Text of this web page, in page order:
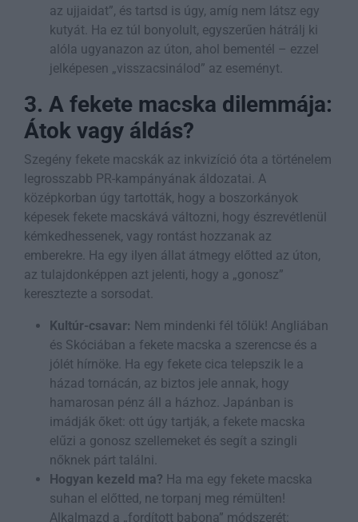
az ujjaidat”, és tartsd is úgy, amíg nem látsz egy
kutyát. Ha ez túl bonyolult, egyszerűen hátrálj ki
alóla ugyanazon az úton, ahol bementél – ezzel
jelképesen „visszacsinálod” az eseményt.
3. A fekete macska dilemmája:
Átok vagy áldás?
Szegény fekete macskák az inkvizíció óta a történelem
legrosszabb PR-kampányának áldozatai. A
középkorban úgy tartották, hogy a boszorkányok
képesek fekete macskává változni, hogy észrevétlenül
kémkedhessenek, vagy rontást hozzanak az
emberekre. Ha egy ilyen állat átmegy előtted az úton,
az tulajdonképpen azt jelenti, hogy a „gonosz”
keresztezte a sorsodat.
Kultúr-csavar: Nem mindenki fél tőlük! Angliában
és Skóciában a fekete macska a szerencse és a
jólét hírnöke. Ha egy fekete cica telepszik le a
házad tornácán, az biztos jele annak, hogy
hamarosan pénz áll a házhoz. Japánban is
imádják őket: ott úgy tartják, a fekete macska
elűzi a gonosz szellemeket és segít a szingli
nőknek párt találni.
Hogyan kezeld ma? Ha ma egy fekete macska
suhan el előtted, ne torpanj meg rémülten!
Alkalmazd a „fordított babona” módszerét: